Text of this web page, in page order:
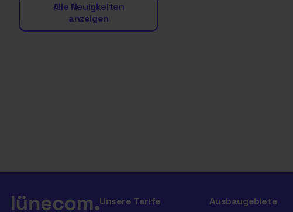
Alle Neuigkeiten
anzeigen
Unsere Tarife
Ausbaugebiete